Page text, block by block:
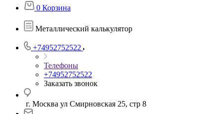
0 Корзина
Металлический калькулятор
+74952752522
Телефоны
+74952752522
Заказать звонок
г. Москва ул Смирновская 25, стр 8